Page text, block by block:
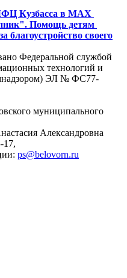
Кузбасса в MAX
Помощь детям
благоустройство своего
Федеральной службой
технологий и
ЭЛ № ФС77-
муниципального
Александровна
17,
ps@belovorn.ru